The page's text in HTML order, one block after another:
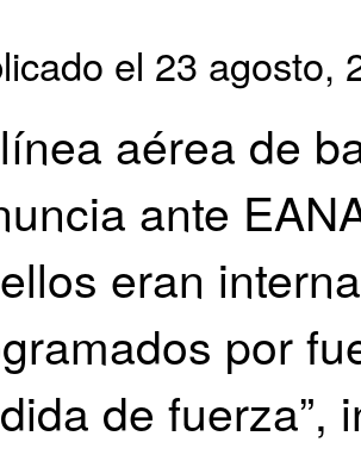
el 23 agosto,
aérea de
ante
eran
por
de fuerza”,